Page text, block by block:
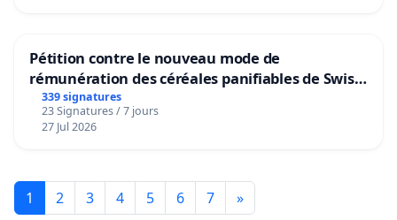
Pétition contre le nouveau mode de
rémunération des céréales panifiables de Swiss
granum basé sur la teneur en protéines
339 signatures
23 Signatures / 7 jours
27 Jul 2026
1 2 3 4 5 6 7 »